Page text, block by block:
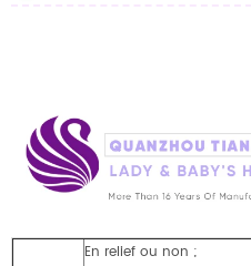
En relief ou non ;